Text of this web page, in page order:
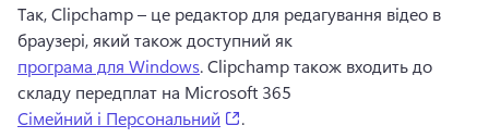
Так, Clipchamp – це редактор для редагування відео в
браузері, який також доступний як
програма для Windows. Clipchamp також входить до
складу передплат на Microsoft 365
Сімейний і Персональний
.